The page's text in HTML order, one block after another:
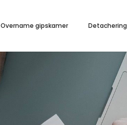
Overname gipskamer Detachering